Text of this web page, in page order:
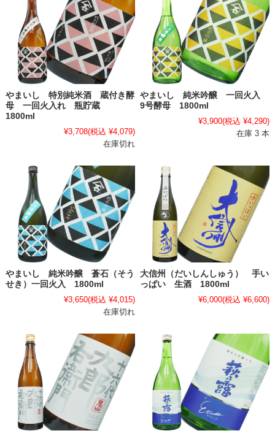
やまいし 特別純米酒 蔵付き酵
母 一回火入れ 瓶貯蔵
1800ml
¥3,708(税込 ¥4,079)
在庫切れ
やまいし 純米吟醸 一回火入
9号酵母 1800ml
¥3,900(税込 ¥4,290)
在庫 3 本
やまいし 純米吟醸 蒼石（そう
せき）一回火入 1800ml
¥3,650(税込 ¥4,015)
在庫切れ
大信州（だいしんしゅう） 手い
っぱい 生酒 1800ml
¥6,000(税込 ¥6,600)